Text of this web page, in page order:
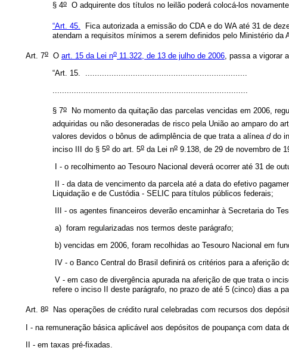
§ 4o O adquirente dos títulos no leilão poderá colocá-los
“Art. 45. Fica autorizada a emissão do CDA e do WA até 31 de
atendam a requisitos mínimos a serem definidos pelo Ministério da
Art. 7o O art. 15 da Lei no 11.322, de 13 de julho de 2006, passa a vigorar
“Art. 15. ....................................................................
..................................................................................
§ 7o No momento da quitação das parcelas vencidas em 2006,
adquiridas ou não desoneradas de risco pela União ao amparo do
valores devidos o bônus de adimplência de que trata a alínea ddo
inciso III do § 5o do art. 5o da Lei no 9.138, de 29 de novembro de
I - o recolhimento ao Tesouro Nacional deverá ocorrer até 31 de
II - da data de vencimento da parcela até a data do efetivo
Liquidação e de Custódia - SELIC para títulos públicos federais;
III - os agentes financeiros deverão encaminhar à Secretaria do
a) foram regularizadas nos termos deste parágrafo;
b) vencidas em 2006, foram recolhidas ao Tesouro Nacional em
IV - o Banco Central do Brasil definirá os critérios para a aferição
V - em caso de divergência apurada na aferição de que trata o
refere o inciso II deste parágrafo, no prazo de até 5 (cinco) dias a
Art. 8o
Nas operações de crédito rural celebradas com recursos dos
I - na remuneração básica aplicável aos depósitos de poupança com data
II - em taxas pré-fixadas.